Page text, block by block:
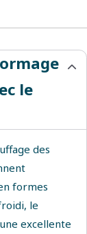
le
des
formes
le
excellente